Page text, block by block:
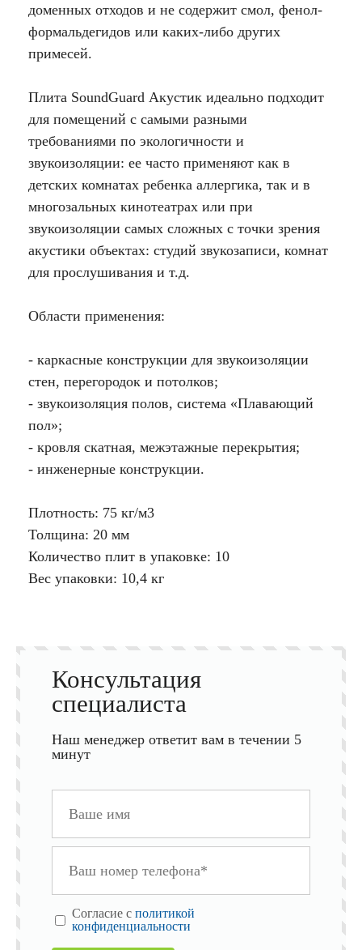
доменных отходов и не содержит смол, фенол-
формальдегидов или каких-либо других
примесей.
Плита SoundGuard Акустик идеально подходит
для помещений с самыми разными
требованиями по экологичности и
звукоизоляции: ее часто применяют как в
детских комнатах ребенка аллергика, так и в
многозальных кинотеатрах или при
звукоизоляции самых сложных с точки зрения
акустики объектах: студий звукозаписи, комнат
для прослушивания и т.д.
Области применения:
- каркасные конструкции для звукоизоляции
стен, перегородок и потолков;
- звукоизоляция полов, система «Плавающий
пол»;
- кровля скатная, межэтажные перекрытия;
- инженерные конструкции.
Плотность: 75 кг/м3
Толщина: 20 мм
Количество плит в упаковке: 10
Вес упаковки: 10,4 кг
Консультация
специалиста
Наш менеджер ответит вам в течении 5
минут
Cогласие сполитикой
конфиденциальности